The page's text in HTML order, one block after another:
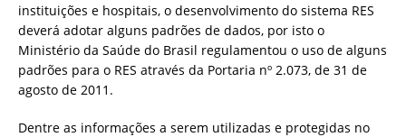
instituições e hospitais, o desenvolvimento do sistema RES
deverá adotar alguns padrões de dados, por isto o
Ministério da Saúde do Brasil regulamentou o uso de alguns
padrões para o RES através da Portaria nº 2.073, de 31 de
agosto de 2011.
Dentre as informações a serem utilizadas e protegidas no